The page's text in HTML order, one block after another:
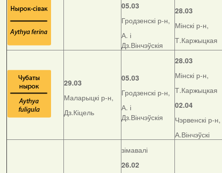
05.03
Гродзенскі р-н,
А. і
Дз.Вінчэўскія
28.03
Мінскі р-н,
Т.Каржыцкая
29.03
Маларыцкі р-н,
Дз.Кіцель
05.03
Гродзенскі р-н,
А. і
Дз.Вінчэўскія
28.03
Мінскі р-н,
Т.Каржыцкая
02.04
Чэрвенскі р-н,
А.Вінчэўскі
зімавалі
26.02